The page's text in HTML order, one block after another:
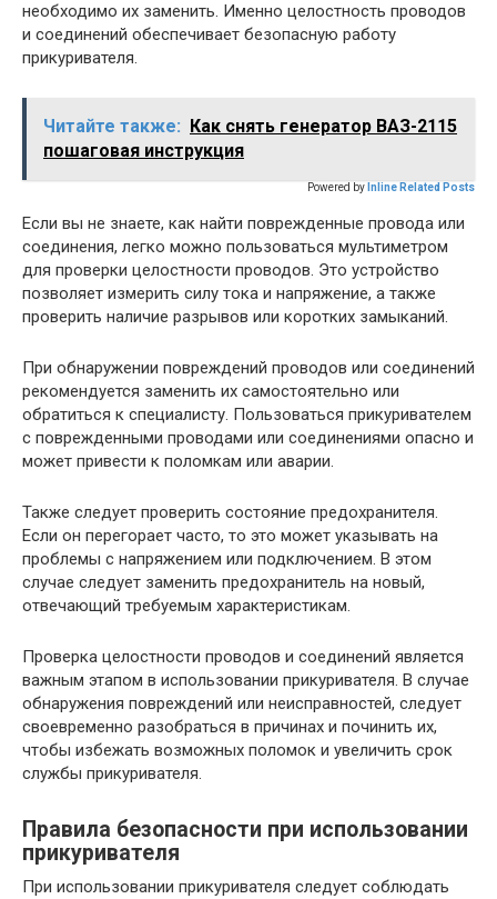
необходимо их заменить. Именно целостность проводов
и соединений обеспечивает безопасную работу
прикуривателя.
Читайте также: Как снять генератор ВАЗ-2115
пошаговая инструкция
Powered by Inline Related Posts
Если вы не знаете, как найти поврежденные провода или
соединения, легко можно пользоваться мультиметром
для проверки целостности проводов. Это устройство
позволяет измерить силу тока и напряжение, а также
проверить наличие разрывов или коротких замыканий.
При обнаружении повреждений проводов или соединений
рекомендуется заменить их самостоятельно или
обратиться к специалисту. Пользоваться прикуривателем
с поврежденными проводами или соединениями опасно и
может привести к поломкам или аварии.
Также следует проверить состояние предохранителя.
Если он перегорает часто, то это может указывать на
проблемы с напряжением или подключением. В этом
случае следует заменить предохранитель на новый,
отвечающий требуемым характеристикам.
Проверка целостности проводов и соединений является
важным этапом в использовании прикуривателя. В случае
обнаружения повреждений или неисправностей, следует
своевременно разобраться в причинах и починить их,
чтобы избежать возможных поломок и увеличить срок
службы прикуривателя.
Правила безопасности при использовании
прикуривателя
При использовании прикуривателя следует соблюдать